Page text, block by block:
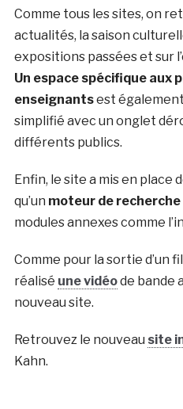
Comme tous les sites, on
actualités, la saison
expositions passées et sur
Un espace spécifique aux
enseignantsest également
simplifié avec un onglet
différents publics.
Enfin, le site a mis en place
qu’un moteur de recherche
modules annexes comme
Comme pour la sortie d’un
réalisé une vidéode bande
nouveau site.
Retrouvez le nouveau site
Kahn.